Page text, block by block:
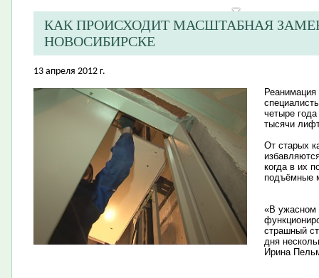
ВОПРОС-ОТВЕТ ОРГАНИЗАЦИИ
КАК ПРОИСХОДИТ МАСШТАБНАЯ
НОВОСИБИРСКЕ
13 апреля 2012 г.
четыре
тысячи
От старых
когда в их
подъёмные
«В ужасном
страшный
дня
Ирина